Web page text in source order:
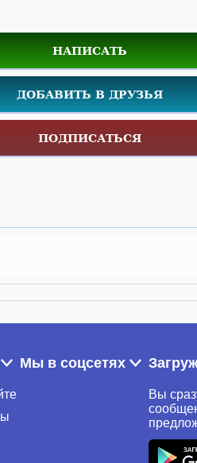
НАПИСАТЬ
ДОБАВИТЬ В ДРУЗЬЯ
ПОДПИСАТЬСЯ
Мы в соцсетях
Вы